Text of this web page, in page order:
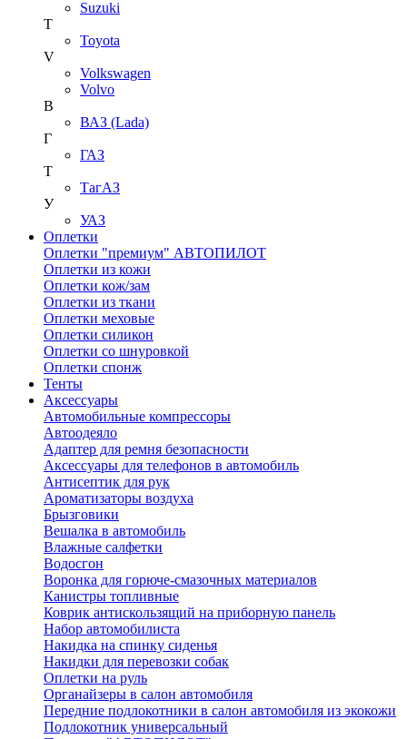
Suzuki
T
Toyota
V
Volkswagen
Volvo
В
ВАЗ (Lada)
Г
ГАЗ
Т
ТагАЗ
У
УАЗ
Оплетки
Оплетки "премиум" АВТОПИЛОТ
Оплетки из кожи
Оплетки кож/зам
Оплетки из ткани
Оплетки меховые
Оплетки силикон
Оплетки со шнуровкой
Оплетки спонж
Тенты
Аксессуары
Автомобильные компрессоры
Автоодеяло
Адаптер для ремня безопасности
Аксессуары для телефонов в автомобиль
Антисептик для рук
Ароматизаторы воздуха
Брызговики
Вешалка в автомобиль
Влажные салфетки
Водосгон
Воронка для горюче-смазочных материалов
Канистры топливные
Коврик антискользящий на приборную панель
Набор автомобилиста
Накидка на спинку сиденья
Накидки для перевозки собак
Оплетки на руль
Органайзеры в салон автомобиля
Передние подлокотники в салон автомобиля из экокожи
Подлокотник универсальный